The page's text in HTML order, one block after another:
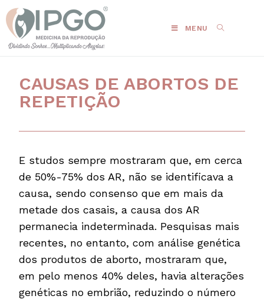
MENU
CAUSAS DE ABORTOS DE
REPETIÇÃO
E studos sempre mostraram que, em cerca
de 50%-75% dos AR, não se identificava a
causa, sendo consenso que em mais da
metade dos casais, a causa dos AR
permanecia indeterminada. Pesquisas mais
recentes, no entanto, com análise genética
dos produtos de aborto, mostraram que,
em pelo menos 40% deles, havia alterações
genéticas no embrião, reduzindo o número